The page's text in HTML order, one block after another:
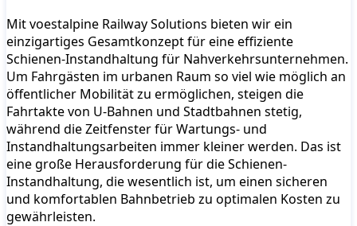
Mit voestalpine Railway Solutions bieten wir ein
einzigartiges Gesamtkonzept für eine effiziente
Schienen-Instandhaltung für Nahverkehrsunternehmen.
Um Fahrgästen im urbanen Raum so viel wie möglich an
öffentlicher Mobilität zu ermöglichen, steigen die
Fahrtakte von U-Bahnen und Stadtbahnen stetig,
während die Zeitfenster für Wartungs- und
Instandhaltungsarbeiten immer kleiner werden. Das ist
eine große Herausforderung für die Schienen-
Instandhaltung, die wesentlich ist, um einen sicheren
und komfortablen Bahnbetrieb zu optimalen Kosten zu
gewährleisten.